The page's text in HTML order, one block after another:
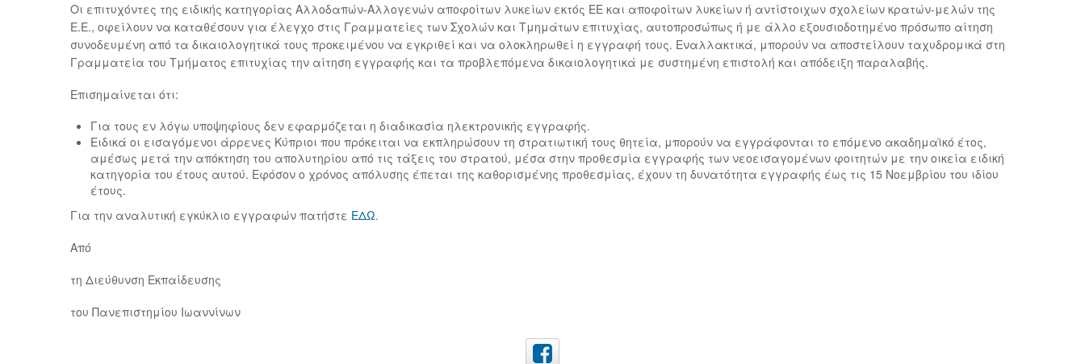
Οι επιτυχόντες της ειδικής κατηγορίας Αλλοδαπών-Αλλογενών αποφοίτων λυκείων εκτός ΕΕ και αποφοίτων λυκείων ή αντίστοιχων σχολείων κρατών-μελών της
Ε.Ε., οφείλουν να καταθέσουν για έλεγχο στις Γραμματείες των Σχολών και Τμημάτων επιτυχίας, αυτοπροσώπως ή με άλλο εξουσιοδοτημένο πρόσωπο αίτηση
συνοδευμένη από τα δικαιολογητικά τους προκειμένου να εγκριθεί και να ολοκληρωθεί η εγγραφή τους. Εναλλακτικά, μπορούν να αποστείλουν ταχυδρομικά στη
Γραμματεία του Τμήματος επιτυχίας την αίτηση εγγραφής και τα προβλεπόμενα δικαιολογητικά με συστημένη επιστολή και απόδειξη παραλαβής.
Επισημαίνεται ότι:
Για τους εν λόγω υποψηφίους δεν εφαρμόζεται η διαδικασία ηλεκτρονικής εγγραφής.
Ειδικά οι εισαγόμενοι άρρενες Κύπριοι που πρόκειται να εκπληρώσουν τη στρατιωτική τους θητεία, μπορούν να εγγράφονται το επόμενο ακαδημαϊκό έτος,
αμέσως μετά την απόκτηση του απολυτηρίου από τις τάξεις του στρατού, μέσα στην προθεσμία εγγραφής των νεοεισαγομένων φοιτητών με την οικεία ειδική
κατηγορία του έτους αυτού. Εφόσον ο χρόνος απόλυσης έπεται της καθορισμένης προθεσμίας, έχουν τη δυνατότητα εγγραφής έως τις 15 Νοεμβρίου του ιδίου
έτους.
Για την αναλυτική εγκύκλιο εγγραφών πατήστε ΕΔΩ.
Από
τη Διεύθυνση Εκπαίδευσης
του Πανεπιστημίου Ιωαννίνων